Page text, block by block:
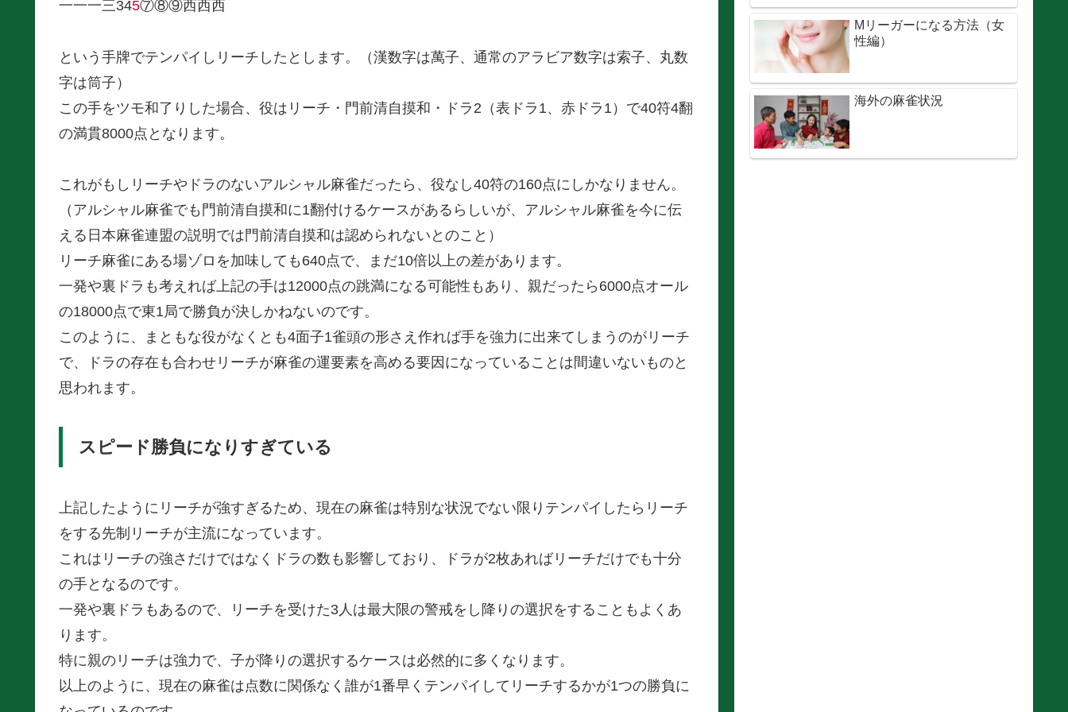
一一一三345⑦⑧⑨西西西
という手牌でテンパイしリーチしたとします。（漢数字は萬子、通常のアラビア数字は索子、丸数
字は筒子）
この手をツモ和了りした場合、役はリーチ・門前清自摸和・ドラ2（表ドラ1、赤ドラ1）で40符4翻
の満貫8000点となります。
これがもしリーチやドラのないアルシャル麻雀だったら、役なし40符の160点にしかなりません。
（アルシャル麻雀でも門前清自摸和に1翻付けるケースがあるらしいが、アルシャル麻雀を今に伝
える日本麻雀連盟の説明では門前清自摸和は認められないとのこと）
リーチ麻雀にある場ゾロを加味しても640点で、まだ10倍以上の差があります。
一発や裏ドラも考えれば上記の手は12000点の跳満になる可能性もあり、親だったら6000点オール
の18000点で東1局で勝負が決しかねないのです。
このように、まともな役がなくとも4面子1雀頭の形さえ作れば手を強力に出来てしまうのがリーチ
で、ドラの存在も合わせリーチが麻雀の運要素を高める要因になっていることは間違いないものと
思われます。
スピード勝負になりすぎている
上記したようにリーチが強すぎるため、現在の麻雀は特別な状況でない限りテンパイしたらリーチ
をする先制リーチが主流になっています。
これはリーチの強さだけではなくドラの数も影響しており、ドラが2枚あればリーチだけでも十分
の手となるのです。
一発や裏ドラもあるので、リーチを受けた3人は最大限の警戒をし降りの選択をすることもよくあ
ります。
特に親のリーチは強力で、子が降りの選択するケースは必然的に多くなります。
以上のように、現在の麻雀は点数に関係なく誰が1番早くテンパイしてリーチするかが1つの勝負に
Mリーガーになる方法（女
性編）
海外の麻雀状況